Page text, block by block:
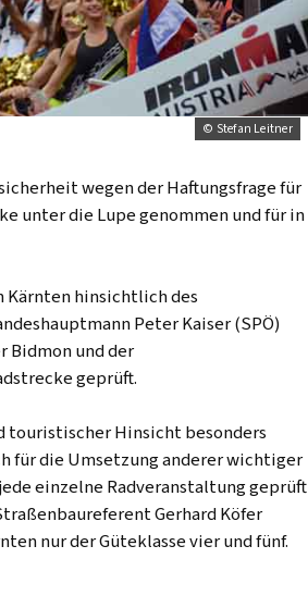
© Stefan Leitner
wegen der Haftungsfrage für
unter die Lupe genommen und für in
Kärnten hinsichtlich des
Peter Kaiser (SPÖ)
Bidmon und der
geprüft.
touristischer Hinsicht besonders
für die Umsetzung anderer wichtiger
einzelne Radveranstaltung geprüft
Gerhard Köfer
nur der Güteklasse vier und fünf.